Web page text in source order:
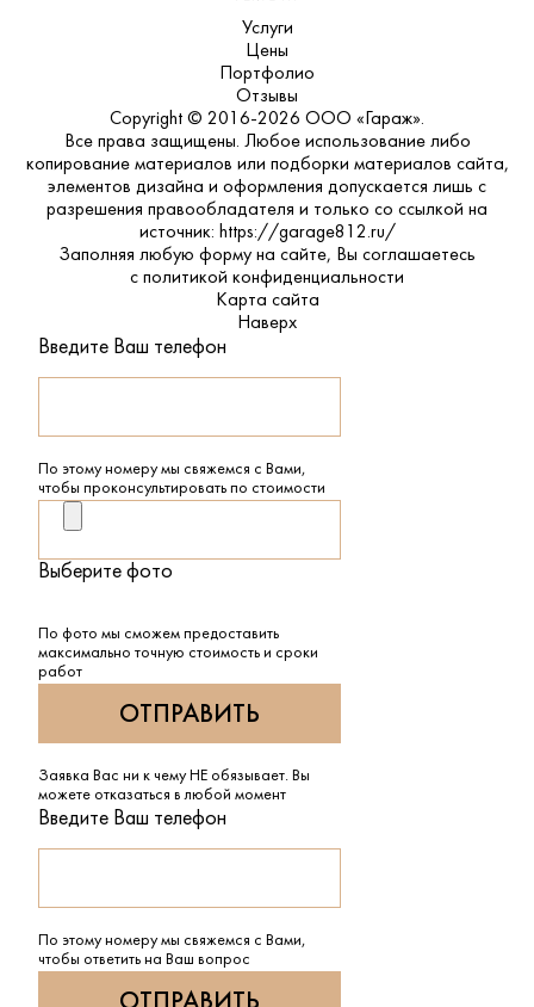
Услуги
Цены
Портфолио
Отзывы
Copyright © 2016-2026 ООО «Гараж».
Все права защищены. Любое использование либо
копирование материалов или подборки материалов сайта,
элементов дизайна и оформления допускается лишь с
разрешения правообладателя и только со ссылкой на
источник: https://garage812.ru/
Заполняя любую форму на сайте, Вы соглашаетесь
с политикой конфиденциальности
Карта сайта
Наверх
Введите Ваш телефон
По этому номеру мы свяжемся с Вами,
чтобы проконсультировать по стоимости
Выберите фото
По фото мы сможем предоставить
максимально точную стоимость и сроки
работ
Заявка Вас ни к чему НЕ обязывает. Вы
можете отказаться в любой момент
Введите Ваш телефон
По этому номеру мы свяжемся с Вами,
чтобы ответить на Ваш вопрос